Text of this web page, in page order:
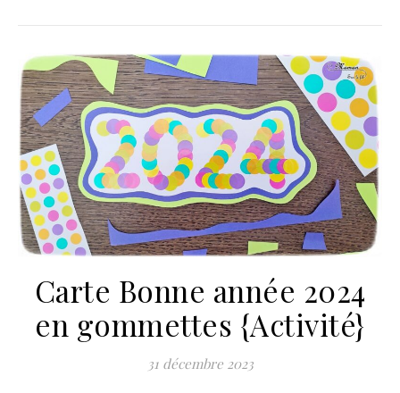
Carte Bonne année 2024
en gommettes {Activité}
31 décembre 2023